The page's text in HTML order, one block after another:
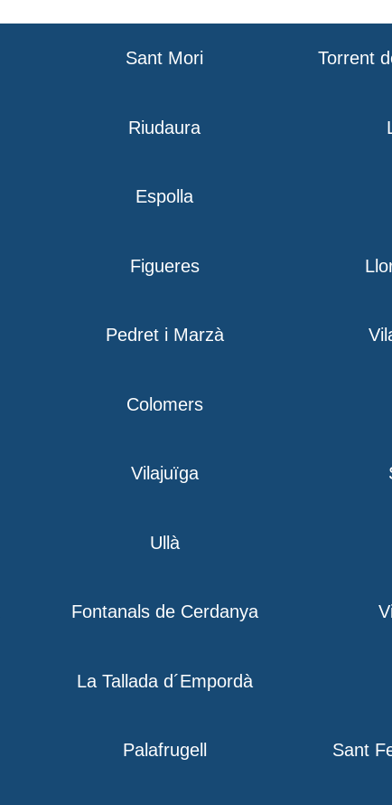
Sant Mori Torrent
Riudaura
Espolla
Figueres
Pedret i Marzà
Colomers
Vilajuïga
Ullà
Fontanals de Cerdanya
La Tallada d´Empordà
Palafrugell Sant